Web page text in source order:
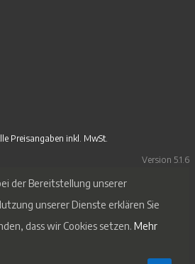
Preisangaben inkl. MwSt.
Version 5.1.6
der Bereitstellung unserer
unserer Dienste erklären Sie
dass wir Cookies setzen. Mehr